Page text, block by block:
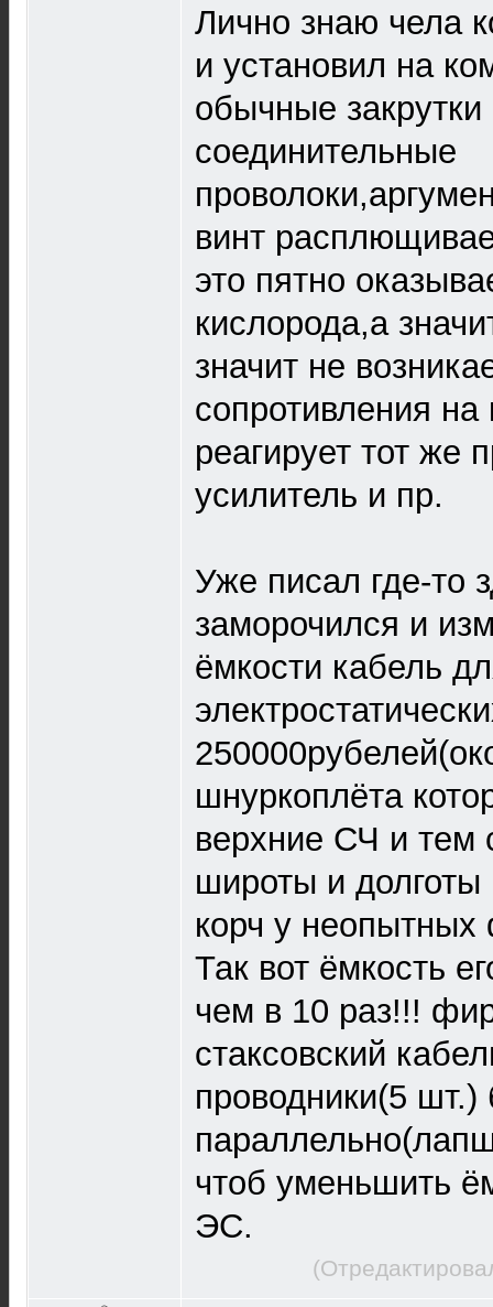
Лично знаю чела
и установил на
обычные
соединительные
винт
это пятно
кислорода,а
значит не
сопротивления на
реагирует тот же
усилитель и пр.
Уже писал где-то
заморочился и
ёмкости кабель
шнуркоплёта
верхние СЧ и
широты и
корч у
Так вот ёмкость
чем в 10 раз!!!
стаксовский
проводники(5
чтоб уменьшить
ЭС.